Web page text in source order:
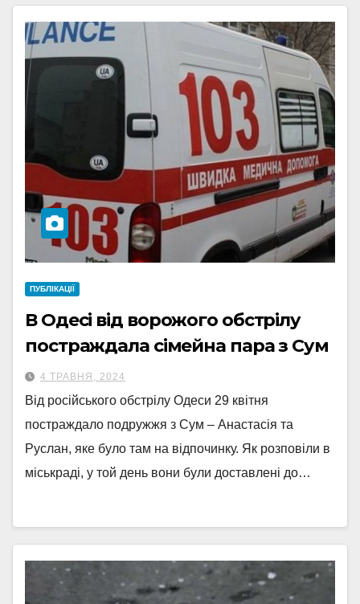
ПУБЛІКАЦІЇ
В Одесі від ворожого обстрілу
постраждала сімейна пара з Сум
4 ТРАВНЯ, 2024
Від російського обстрілу Одеси 29 квітня
постраждало подружжя з Сум – Анастасія та
Руслан, яке було там на відпочинку. Як розповіли в
міськраді, у той день вони були доставлені до…